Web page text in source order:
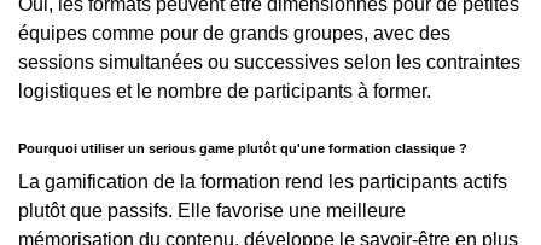
Oui, les formats peuvent être dimensionnés pour de petites
équipes comme pour de grands groupes, avec des
sessions simultanées ou successives selon les contraintes
logistiques et le nombre de participants à former.
Pourquoi utiliser un serious game plutôt qu'une formation classique ?
La gamification de la formation rend les participants actifs
plutôt que passifs. Elle favorise une meilleure
mémorisation du contenu, développe le savoir-être en plus